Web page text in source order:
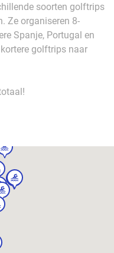
soorten golftrips
Ze organiseren 8-
Spanje, Portugal en
golftrips naar
sport
sport
sport